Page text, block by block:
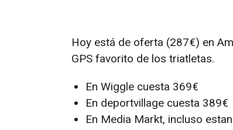
Hoy está de oferta (287€) en
GPS favorito de los triatletas.
En Wiggle cuesta 369€
En deportvillage cuesta 389€
En Media Markt, incluso